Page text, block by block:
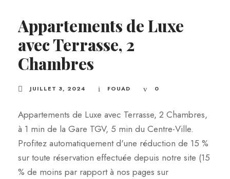
Appartements de Luxe
avec Terrasse, 2
Chambres
JUILLET 3, 2024 FOUAD 0
Appartements de Luxe avec Terrasse, 2 Chambres,
à 1 min de la Gare TGV, 5 min du Centre-Ville.
Profitez automatiquement d'une réduction de 15 %
sur toute réservation effectuée depuis notre site (15
% de moins par rapport à nos pages sur